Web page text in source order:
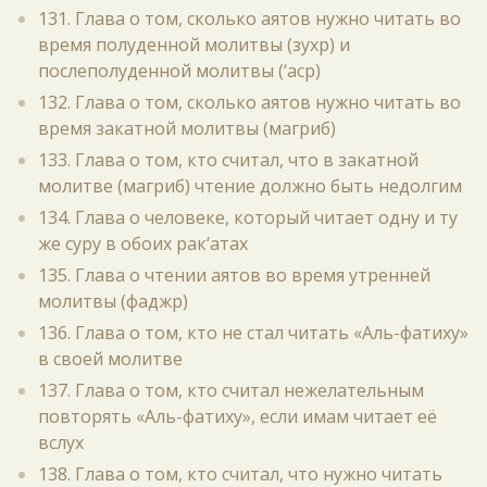
131. Глава о том, сколько аятов нужно читать во
время полуденной молитвы (зухр) и
послеполуденной молитвы (‘аср)
132. Глава о том, сколько аятов нужно читать во
время закатной молитвы (магриб)
133. Глава о том, кто считал, что в закатной
молитве (магриб) чтение должно быть недолгим
134. Глава о человеке, который читает одну и ту
же суру в обоих рак‘атах
135. Глава о чтении аятов во время утренней
молитвы (фаджр)
136. Глава о том, кто не стал читать «Аль-фатиху»
в своей молитве
137. Глава о том, кто считал нежелательным
повторять «Аль-фатиху», если имам читает её
вслух
138. Глава о том, кто считал, что нужно читать